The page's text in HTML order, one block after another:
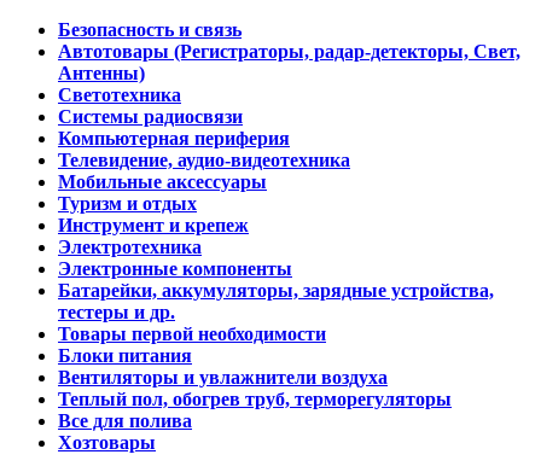
Безопасность и связь
Автотовары (Регистраторы, радар-детекторы, Свет,
Антенны)
Светотехника
Системы радиосвязи
Компьютерная периферия
Телевидение, аудио-видеотехника
Мобильные аксессуары
Туризм и отдых
Инструмент и крепеж
Электротехника
Электронные компоненты
Батарейки, аккумуляторы, зарядные устройства,
тестеры и др.
Товары первой необходимости
Блоки питания
Вентиляторы и увлажнители воздуха
Теплый пол, обогрев труб, терморегуляторы
Все для полива
Хозтовары